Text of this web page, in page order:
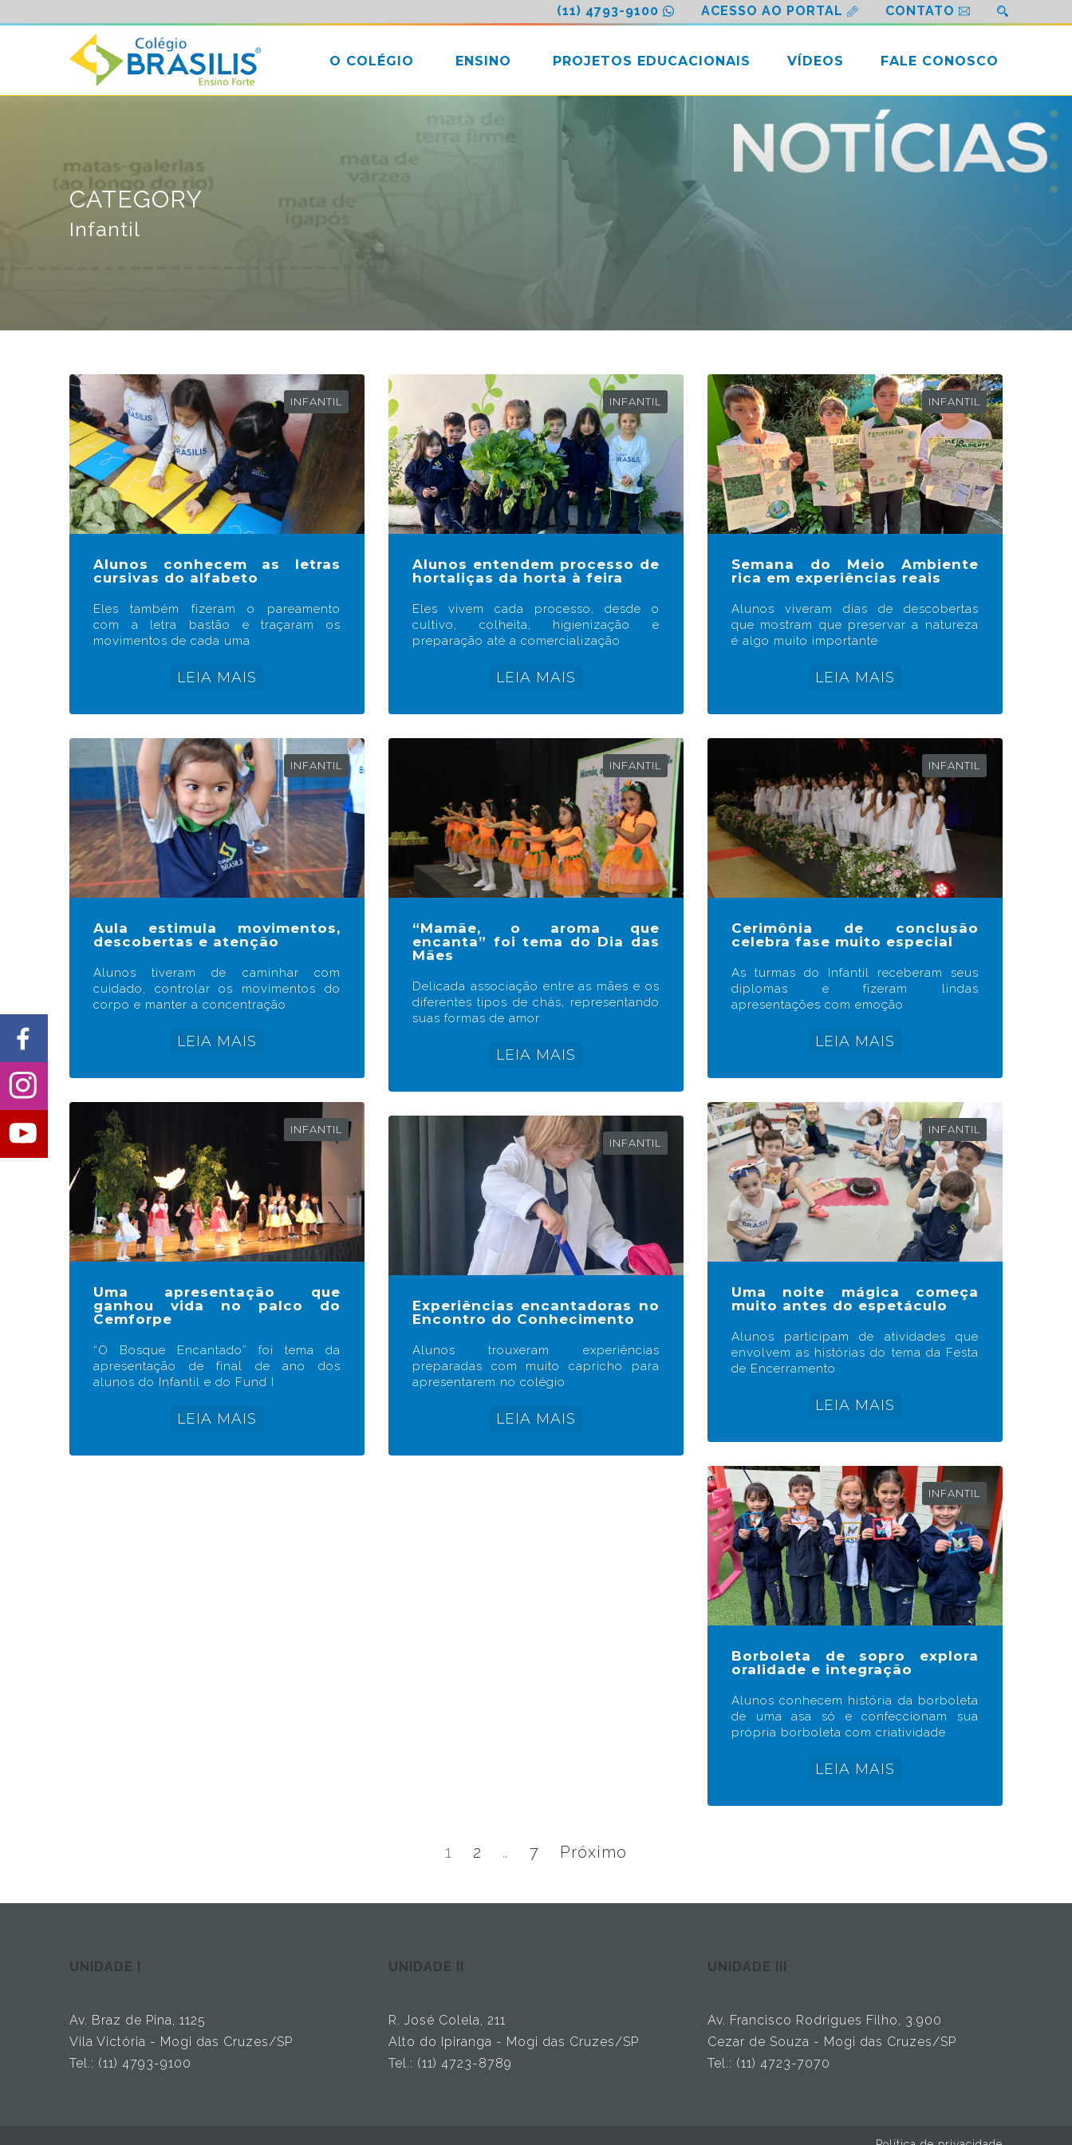
(11) 4793-9100 ACESSO AO PORTAL CONTATO
O COLÉGIO ENSINO PROJETOS EDUCACIONAIS VÍDEOS FALE CONOSCO
CATEGORY
Infantil
INFANTIL
Alunos conhecem as letras
cursivas do alfabeto
Eles também fizeram o pareamento
com a letra bastão e traçaram os
movimentos de cada uma
LEIA MAIS
INFANTIL
Alunos entendem processo de
hortaliças da horta à feira
Eles vivem cada processo, desde o
cultivo, colheita, higienização e
preparação até a comercialização
LEIA MAIS
INFANTIL
Semana do Meio Ambiente
rica em experiências reais
Alunos viveram dias de descobertas
que mostram que preservar a natureza
é algo muito importante
LEIA MAIS
INFANTIL
Aula estimula movimentos,
descobertas e atenção
Alunos tiveram de caminhar com
cuidado, controlar os movimentos do
corpo e manter a concentração
LEIA MAIS
INFANTIL
“Mamãe, o aroma que
encanta” foi tema do Dia das
Mães
Delicada associação entre as mães e os
diferentes tipos de chás, representando
suas formas de amor
LEIA MAIS
INFANTIL
Cerimônia de conclusão
celebra fase muito especial
As turmas do Infantil receberam seus
diplomas e fizeram lindas
apresentações com emoção
LEIA MAIS
INFANTIL
Uma apresentação que
ganhou vida no palco do
Cemforpe
“O Bosque Encantado” foi tema da
apresentação de final de ano dos
alunos do Infantil e do Fund I
LEIA MAIS
INFANTIL
Uma noite mágica começa
muito antes do espetáculo
Alunos participam de atividades que
envolvem as histórias do tema da Festa
de Encerramento
LEIA MAIS
INFANTIL
Experiências encantadoras no
Encontro do Conhecimento
Alunos trouxeram experiências
preparadas com muito capricho para
apresentarem no colégio
LEIA MAIS
INFANTIL
Borboleta de sopro explora
oralidade e integração
Alunos conhecem história da borboleta
de uma asa só e confeccionam sua
própria borboleta com criatividade
LEIA MAIS
Página
1 Página
2 … Página
7 Próximo
UNIDADE I
Av. Braz de Pina, 1125
Vila Victória - Mogi das Cruzes/SP
Tel.: (11) 4793-9100
UNIDADE II
R. José Colela, 211
Alto do Ipiranga - Mogi das Cruzes/SP
Tel.: (11) 4723-8789
UNIDADE III
Av. Francisco Rodrigues Filho, 3.900
Cezar de Souza - Mogi das Cruzes/SP
Tel.: (11) 4723-7070